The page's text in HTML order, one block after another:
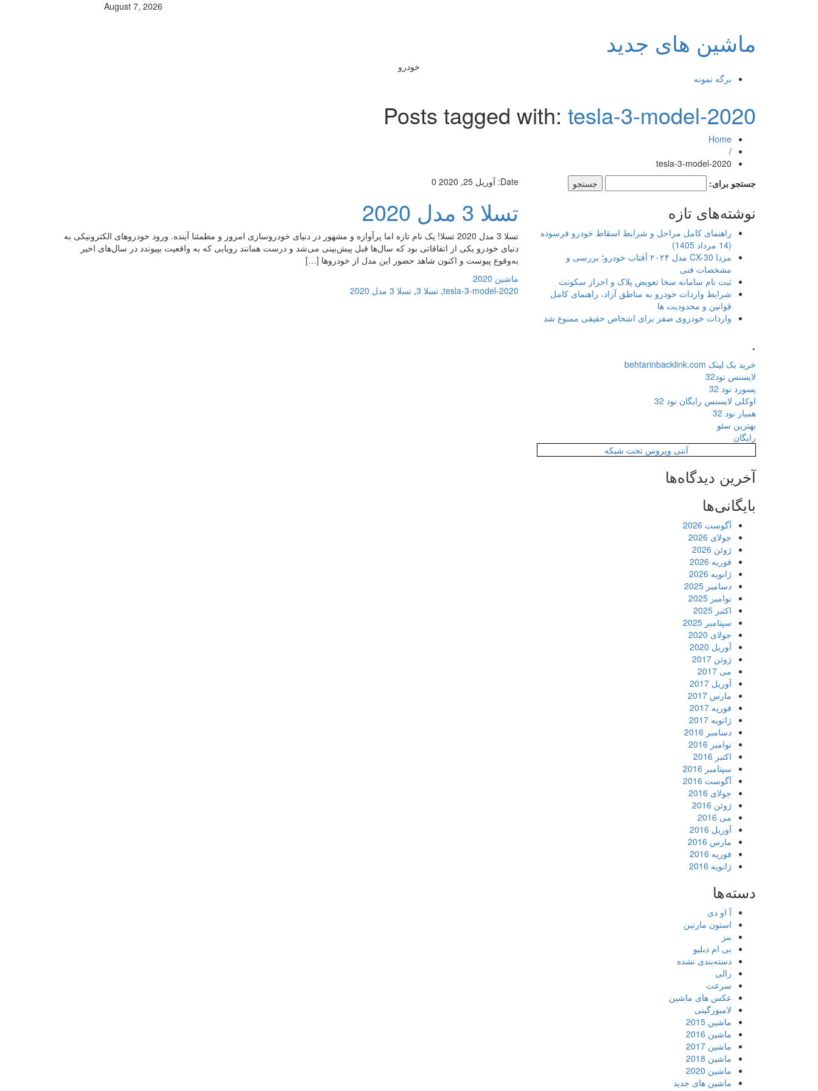
August 7, 2026
ماشین های جدید
خودرو
برگه نمونه
Posts tagged with: tesla-3-model-2020
Home
/
tesla-3-model-2020
Date: آوریل 25, 2020 0
تسلا 3 مدل 2020
تسلا 3 مدل 2020 تسلا! یک نام تازه اما پرآوازه و مشهور در دنیای خودروسازی امروز و مطمئنا آینده. ورود خودروهای الکترونیکی به
دنیای خودرو یکی از اتفاقاتی بود که سال‌ها قبل پیش‌بینی می‌شد و درست همانند رویایی که به واقعیت بپیوندد در سال‌های اخیر
به‌وقوع پیوست و اکنون شاهد حضور این مدل از خودروها […]
ماشین 2020
tesla-3-model-2020
, تسلا 3 , تسلا 3 مدل 2020
جستجو برای:
نوشته‌های تازه
راهنمای کامل مراحل و شرایط اسقاط خودرو فرسوده
(14 مرداد 1405)
مزدا CX-30 مدل ۲۰۲۴ آفتاب خودرو؛ بررسی و
مشخصات فنی
ثبت نام سامانه سخا تعویض پلاک و احراز سکونت
شرایط واردات خودرو به مناطق آزاد، راهنمای کامل
قوانین و محدودیت ها
واردات خودروی صفر برای اشخاص حقیقی ممنوع شد
.
خرید بک لینک behtarinbacklink.com
لایسنس نود32
پسورد نود 32
اوکلی لایسنس رایگان نود 32
همیار نود 32
بهترین سئو
رایگان
آنتی ویروس تحت شبکه
آخرین دیدگاه‌ها
بایگانی‌ها
آگوست 2026
جولای 2026
ژوئن 2026
فوریه 2026
ژانویه 2026
دسامبر 2025
نوامبر 2025
اکتبر 2025
سپتامبر 2025
جولای 2020
آوریل 2020
ژوئن 2017
می 2017
آوریل 2017
مارس 2017
فوریه 2017
ژانویه 2017
دسامبر 2016
نوامبر 2016
اکتبر 2016
سپتامبر 2016
آگوست 2016
جولای 2016
ژوئن 2016
می 2016
آوریل 2016
مارس 2016
فوریه 2016
ژانویه 2016
دسته‌ها
آ او دی
استون مارتین
بنز
بی ام دبلیو
دسته‌بندی نشده
رالی
سرعت
عکس های ماشین
لامبورگینی
ماشین 2015
ماشین 2016
ماشین 2017
ماشین 2018
ماشین 2020
ماشین های جدید